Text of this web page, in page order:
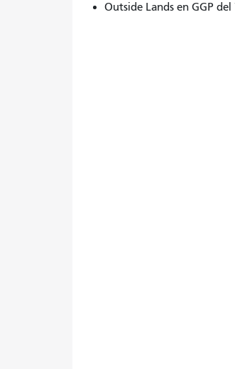
Outside Lands en GGP